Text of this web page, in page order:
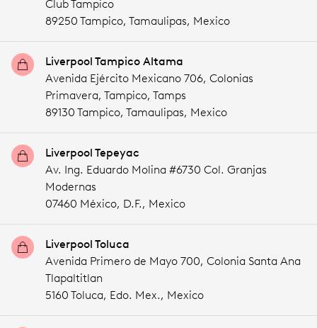
Club Tampico
89250 Tampico, Tamaulipas, Mexico
Liverpool Tampico Altama
Avenida Ejército Mexicano 706, Colonias
Primavera, Tampico, Tamps
89130 Tampico, Tamaulipas, Mexico
Liverpool Tepeyac
Av. Ing. Eduardo Molina #6730 Col. Granjas
Modernas
07460 México, D.F., Mexico
Liverpool Toluca
Avenida Primero de Mayo 700, Colonia Santa Ana
Tlapaltitlan
5160 Toluca, Edo. Mex., Mexico